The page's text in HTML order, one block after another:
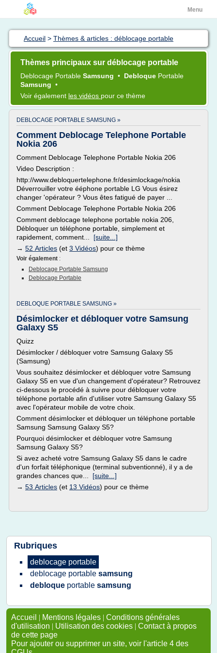
Menu
Accueil > Thèmes & articles : déblocage portable
Thèmes principaux sur déblocage portable
Deblocage Portable Samsung • Debloque Portable
Samsung •
Voir également les vidéos pour ce thème
DEBLOCAGE PORTABLE SAMSUNG »
Comment Deblocage Telephone Portable
Nokia 206
Comment Deblocage Telephone Portable Nokia 206
Video Description :
http://www.debloquertelephone.fr/desimlockage/nokia
Déverrouiller votre ééphone portable LG Vous ésirez
changer 'opérateur ? Vous êtes fatigué de payer ...
Comment Deblocage Telephone Portable Nokia 206
Comment deblocage telephone portable nokia 206,
Débloquer un téléphone portable, simplement et
rapidement, comment... [suite...]
→ 52 Articles (et 3 Vidéos) pour ce thème
Voir également :
Deblocage Portable Samsung
Deblocage Portable
DEBLOQUE PORTABLE SAMSUNG »
Désimlocker et débloquer votre Samsung
Galaxy S5
Quizz
Désimlocker / débloquer votre Samsung Galaxy S5
(Samsung)
Vous souhaitez désimlocker et débloquer votre Samsung
Galaxy S5 en vue d'un changement d'opérateur? Retrouvez
ci-dessous le procédé à suivre pour débloquer votre
téléphone portable afin d'utiliser votre Samsung Galaxy S5
avec l'opérateur mobile de votre choix.
Comment désimlocker et débloquer un téléphone portable
Samsung Samsung Galaxy S5?
Pourquoi désimlocker et débloquer votre Samsung
Samsung Galaxy S5?
Si avez acheté votre Samsung Galaxy S5 dans le cadre
d'un forfait téléphonique (terminal subventionné), il y a de
grandes chances que... [suite...]
→ 53 Articles (et 13 Vidéos) pour ce thème
Rubriques
deblocage portable
deblocage portable samsung
debloque portable samsung
Accueil | Mentions légales | Conditions générales
d'utilisation | Utilisation des cookies | Contact à propos
de cette page
Pour ajouter ou supprimer un site, voir l'article 4 des